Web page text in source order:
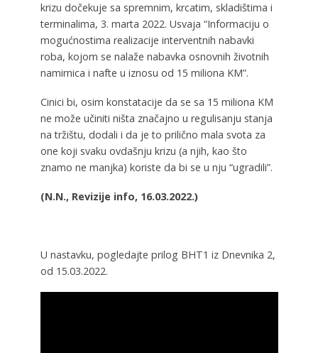
krizu dočekuje sa spremnim, krcatim, skladištima i
terminalima, 3. marta 2022. Usvaja “Informaciju o
mogućnostima realizacije interventnih nabavki
roba, kojom se nalaže nabavka osnovnih životnih
namirnica i nafte u iznosu od 15 miliona KM”.
Cinici bi, osim konstatacije da se sa 15 miliona KM
ne može učiniti ništa značajno u regulisanju stanja
na tržištu, dodali i da je to prilično mala svota za
one koji svaku ovdašnju krizu (a njih, kao što
znamo ne manjka) koriste da bi se u nju “ugradili”.
(N.N., Revizije info, 16.03.2022.)
U nastavku, pogledajte prilog BHT1 iz Dnevnika 2,
od 15.03.2022.